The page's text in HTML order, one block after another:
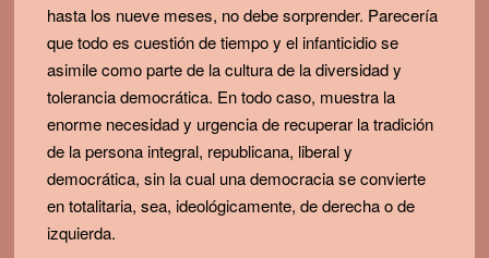
hasta los nueve meses, no debe sorprender. Parecería
que todo es cuestión de tiempo y el infanticidio se
asimile como parte de la cultura de la diversidad y
tolerancia democrática. En todo caso, muestra la
enorme necesidad y urgencia de recuperar la tradición
de la persona integral, republicana, liberal y
democrática, sin la cual una democracia se convierte
en totalitaria, sea, ideológicamente, de derecha o de
izquierda.